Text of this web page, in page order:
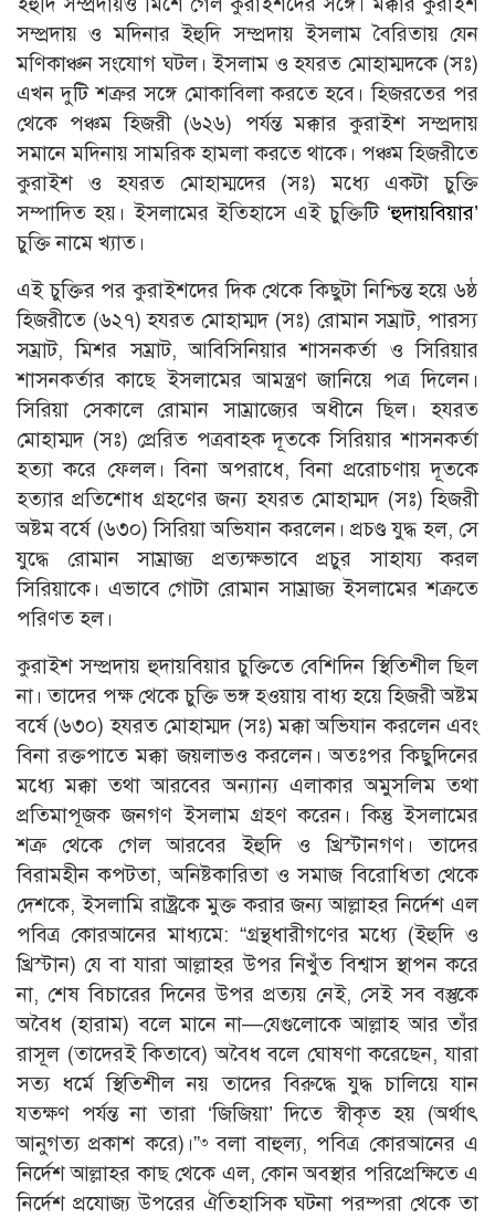
সম্প্রদায় ও মদিনার ইহুদি সম্প্রদায় ইসলাম বৈরিতায় যেন
মণিকাঞ্চন সংযােগ ঘটল। ইসলাম ও হযরত মােহাম্মদকে (সঃ)
এখন দুটি শত্রুর সঙ্গে মােকাবিলা করতে হবে। হিজরতের পর
থেকে পঞ্চম হিজরী (৬২৬) পর্যন্ত মক্কার কুরাইশ সম্প্রদায়
সমানে মদিনায় সামরিক হামলা করতে থাকে। পঞ্চম হিজরীতে
কুরাইশ ও হযরত মােহাম্মদের (সঃ) মধ্যে একটা চুক্তি
সম্পাদিত হয়। ইসলামের ইতিহাসে এই চুক্তিটি ‘হুদায়বিয়ার’
চুক্তি নামে খ্যাত।
এই চুক্তির পর কুরাইশদের দিক থেকে কিছুটা নিশ্চিন্ত হয়ে ৬ষ্ঠ
হিজরীতে (৬২৭) হযরত মােহাম্মদ (সঃ) রােমান সম্রাট, পারস্য
সম্রাট, মিশর সম্রাট, আবিসিনিয়ার শাসনকর্তা ও সিরিয়ার
শাসনকর্তার কাছে ইসলামের আমন্ত্রণ জানিয়ে পত্র দিলেন।
সিরিয়া সেকালে রােমান সাম্রাজ্যের অধীনে ছিল। হযরত
মােহাম্মদ (সঃ) প্রেরিত পত্রবাহক দূতকে সিরিয়ার শাসনকর্তা
হত্যা করে ফেলল। বিনা অপরাধে, বিনা প্ররােচণায় দূতকে
হত্যার প্রতিশােধ গ্রহণের জন্য হযরত মােহাম্মদ (সঃ) হিজরী
অষ্টম বর্ষে (৬৩০) সিরিয়া অভিযান করলেন। প্রচণ্ড যুদ্ধ হল, সে
যুদ্ধে রােমান সাম্রাজ্য প্রত্যক্ষভাবে প্রচুর সাহায্য করল
সিরিয়াকে। এভাবে গােটা রােমান সাম্রাজ্য ইসলামের শত্রুতে
পরিণত হল।
কুরাইশ সম্প্রদায় হুদায়বিয়ার চুক্তিতে বেশিদিন স্থিতিশীল ছিল
না। তাদের পক্ষ থেকে চুক্তি ভঙ্গ হওয়ায় বাধ্য হয়ে হিজরী অষ্টম
বর্ষে (৬৩০) হযরত মােহাম্মদ (সঃ) মক্কা অভিযান করলেন এবং
বিনা রক্তপাতে মক্কা জয়লাভও করলেন। অতঃপর কিছুদিনের
মধ্যে মক্কা তথা আরবের অন্যান্য এলাকার অমুসলিম তথা
প্রতিমাপূজক জনগণ ইসলাম গ্রহণ করেন। কিন্তু ইসলামের
শত্রু থেকে গেল আরবের ইহুদি ও খ্রিস্টানগণ। তাদের
বিরামহীন কপটতা, অনিষ্টকারিতা ও সমাজ বিরােধিতা থেকে
দেশকে, ইসলামি রাষ্ট্রকে মুক্ত করার জন্য আল্লাহর নির্দেশ এল
পবিত্র কোরআনের মাধ্যমে: “গ্রন্থধারীগণের মধ্যে (ইহুদি ও
খ্রিস্টান) যে বা যারা আল্লাহর উপর নিখুঁত বিশ্বাস স্থাপন করে
না, শেষ বিচারের দিনের উপর প্রত্যয় নেই, সেই সব বস্তুকে
অবৈধ (হারাম) বলে মানে না—যেগুলােকে আল্লাহ আর তাঁর
রাসূল (তাদেরই কিতাবে) অবৈধ বলে ঘােষণা করেছেন, যারা
সত্য ধর্মে স্থিতিশীল নয় তাদের বিরুদ্ধে যুদ্ধ চালিয়ে যান
যতক্ষণ পর্যন্ত না তারা ‘জিজিয়া’ দিতে স্বীকৃত হয় (অর্থাৎ
আনুগত্য প্রকাশ করে)।”৩বলা বাহুল্য, পবিত্র কোরআনের এ
নির্দেশ আল্লাহর কাছ থেকে এল, কোন অবস্থার পরিপ্রেক্ষিতে এ
নির্দেশ প্রযােজ্য উপরের ঐতিহাসিক ঘটনা পরম্পরা থেকে তা